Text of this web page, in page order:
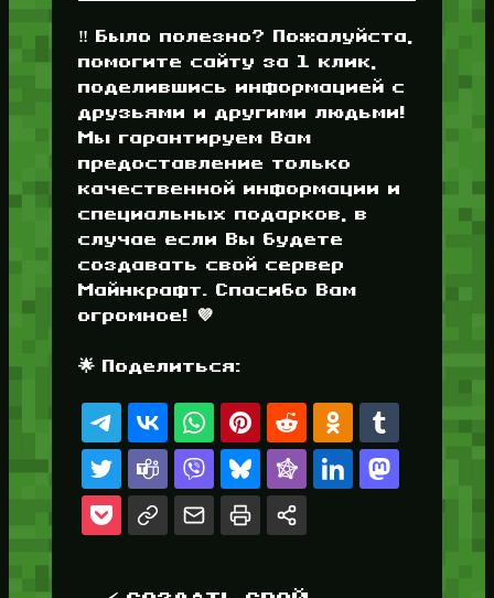
‼️ Было полезно? Пожалуйста,
помогите сайту за 1 клик,
поделившись информацией с
друзьями и другими людьми!
Мы гарантируем Вам
предоставление только
качественной информации и
специальных подарков, в
случае если Вы будете
создавать свой сервер
Майнкрафт. Спасибо Вам
огромное! 💜
🌟 Поделиться: